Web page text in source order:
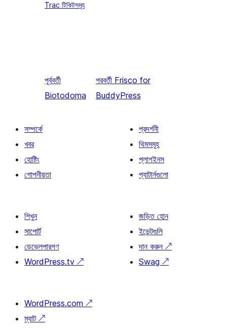
Trac টিকিটসমূহ
পূর্ববর্তী
Biotodoma
পরবর্তী Frisco for
BuddyPress
সম্পর্কে
খবর
হোষ্টিং
গোপনীয়তা
প্রদর্শনী
থিমসমূহ
প্লাগইনস
প্যাটার্নগুলো
শিখুন
সাপোর্ট
ডেভেলপারগণ
WordPress.tv ↗
জড়িত হোন
ইভেন্টগুলি
দান করুন ↗
Swag ↗
WordPress.com ↗
ম্যাট ↗